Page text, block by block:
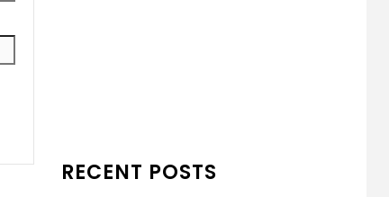
RECENT POSTS